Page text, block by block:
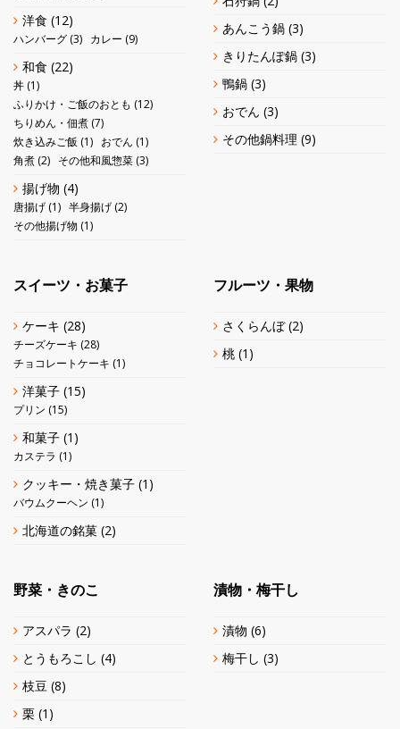
洋食 (12)
ハンバーグ (3) カレー (9)
和食 (22)
丼 (1)
ふりかけ・ご飯のおとも (12)
ちりめん・佃煮 (7)
炊き込みご飯 (1) おでん (1)
角煮 (2) その他和風惣菜 (3)
揚げ物 (4)
唐揚げ (1) 半身揚げ (2)
その他揚げ物 (1)
あんこう鍋 (3)
きりたんぽ鍋 (3)
鴨鍋 (3)
おでん (3)
その他鍋料理 (9)
スイーツ・お菓子
ケーキ (28)
チーズケーキ (28)
チョコレートケーキ (1)
洋菓子 (15)
プリン (15)
和菓子 (1)
カステラ (1)
クッキー・焼き菓子 (1)
バウムクーヘン (1)
北海道の銘菓 (2)
フルーツ・果物
さくらんぼ(2)
桃 (1)
野菜・きのこ
アスパラ (2)
とうもろこし (4)
枝豆 (8)
栗 (1)
漬物・梅干し
漬物 (6)
梅干し (3)